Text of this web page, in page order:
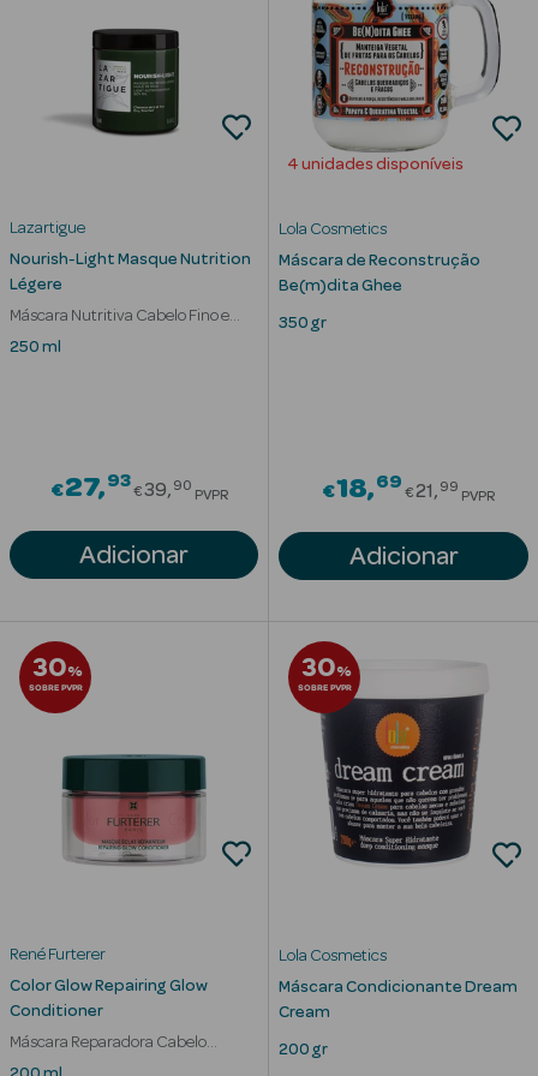
Cuidados de
Mãos
Coffrets
Protetores
Solares de
Corpo
Solares Infantis
After Sun
Autobronzeadores
Protetores
Solares para
Lábios
Lazartigue
Nourish-Light Masque Nutrition
Légere
Máscara Nutritiva Cabelo Fino e
Seco
250 ml
€27 93Price reduced from
€39 90
PVPR
Adicionar
4 unidades disponíveis
Lola Cosmetics
Máscara de Reconstrução
Be(m)dita Ghee
350 gr
€18 69Price
€21 99
PVPR
Adicionar
30%
SOBRE PVPR
René Furterer
Color Glow Repairing Glow
Conditioner
Máscara Reparadora Cabelo
Pintado e Madeixas
30%
SOBRE PVPR
Lola Cosmetics
Máscara Condicionante Dream
Cream
200 gr